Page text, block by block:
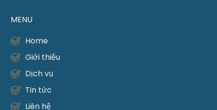
MENU
Home
Giới thiệu
Dịch vụ
Tin tức
Liên hệ